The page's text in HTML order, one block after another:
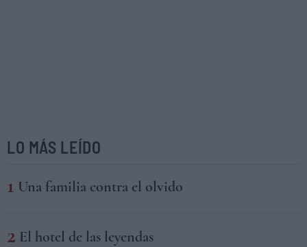
LO MÁS LEÍDO
Una familia contra el olvido
El hotel de las leyendas